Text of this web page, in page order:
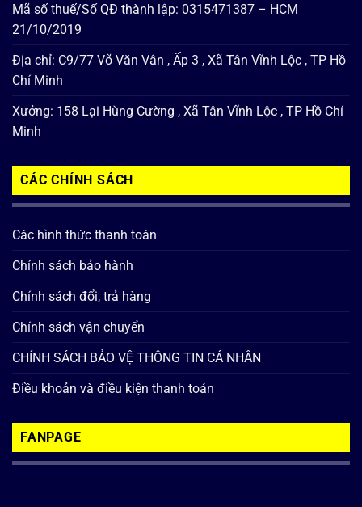
Mã số thuế/Số QĐ thành lập: 0315471387 – HCM
21/10/2019
Địa chỉ: C9/77 Võ Văn Vân , Ấp 3 , Xã Tân Vĩnh Lộc , TP Hồ
Chí Minh
Xưởng: 158 Lại Hùng Cường , Xã Tân Vĩnh Lộc , TP Hồ Chí
Minh
CÁC CHÍNH SÁCH
Các hình thức thanh toán
Chính sách bảo hành
Chính sách đổi, trả hàng
Chính sách vận chuyển
CHÍNH SÁCH BẢO VỆ THÔNG TIN CÁ NHÂN
Điều khoản và điều kiện thanh toán
FANPAGE